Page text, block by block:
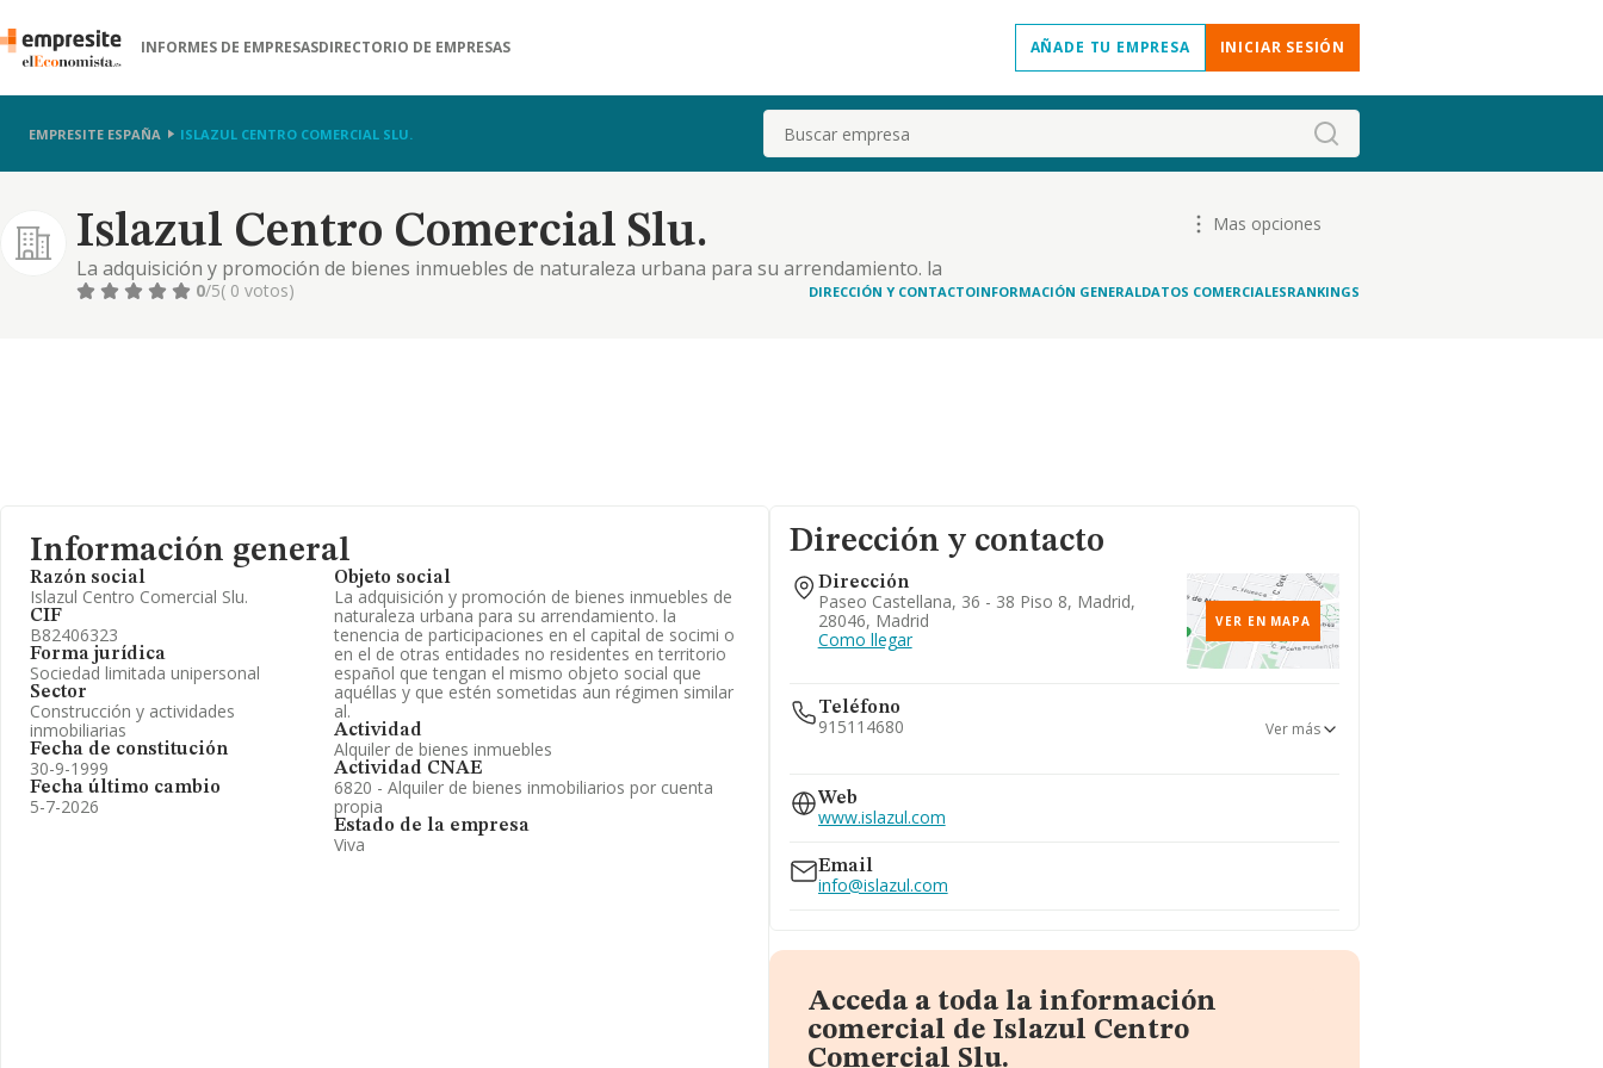
INFORMES DE EMPRESASDIRECTORIO DE EMPRESAS AÑADE TU EMPRESA INICIAR SESIÓN
EMPRESITE ESPAÑA ISLAZUL CENTRO COMERCIAL SLU. Buscar
Islazul Centro Comercial Slu.
La adquisición y promoción de bienes inmuebles de naturaleza urbana para su arrendamiento. la
tenencia de participaciones en el capital de socimi o en el de otras entidades no residentes en
Mas opciones
0/5( 0 votos) DIRECCIÓN Y CONTACTOINFORMACIÓN GENERALDATOS COMERCIALESRANKINGS
Información general
Razón social
Islazul Centro Comercial Slu.
CIF
B82406323
Forma jurídica
Sociedad limitada unipersonal
Sector
Construcción y actividades
inmobiliarias
Fecha de constitución
30-9-1999
Fecha último cambio
5-7-2026
Objeto social
La adquisición y promoción de bienes inmuebles de
naturaleza urbana para su arrendamiento. la
tenencia de participaciones en el capital de socimi o
en el de otras entidades no residentes en territorio
español que tengan el mismo objeto social que
aquéllas y que estén sometidas aun régimen similar
al.
Actividad
Alquiler de bienes inmuebles
Actividad CNAE
6820 - Alquiler de bienes inmobiliarios por cuenta
propia
Estado de la empresa
Viva
Dirección y contacto
Dirección
Paseo Castellana, 36 - 38 Piso 8, Madrid,
28046, Madrid
Como llegar
VER EN MAPA
Teléfono
915114680
914006665
Ver más
Web
www.islazul.com
Email
info@islazul.com
Acceda a toda la información
comercial de Islazul Centro
Comercial Slu.